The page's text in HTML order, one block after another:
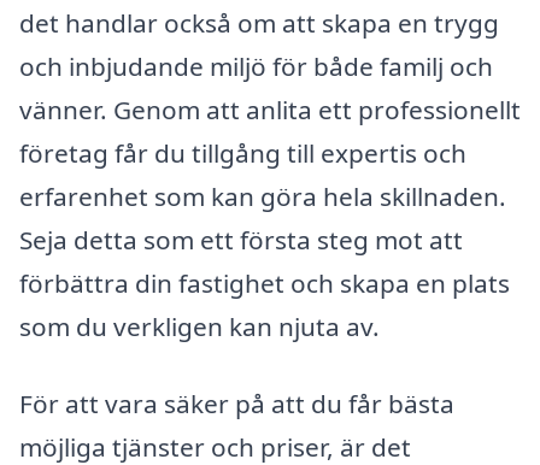
det handlar också om att skapa en trygg
och inbjudande miljö för både familj och
vänner. Genom att anlita ett professionellt
företag får du tillgång till expertis och
erfarenhet som kan göra hela skillnaden.
Seja detta som ett första steg mot att
förbättra din fastighet och skapa en plats
som du verkligen kan njuta av.
För att vara säker på att du får bästa
möjliga tjänster och priser, är det